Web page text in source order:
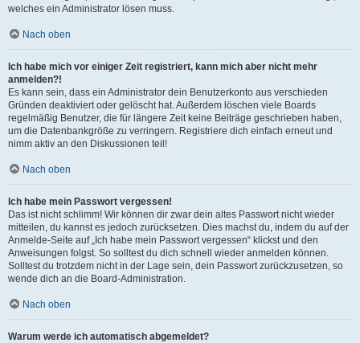
welches ein Administrator lösen muss.
Nach oben
Ich habe mich vor einiger Zeit registriert, kann mich aber nicht mehr
anmelden?!
Es kann sein, dass ein Administrator dein Benutzerkonto aus verschieden
Gründen deaktiviert oder gelöscht hat. Außerdem löschen viele Boards
regelmäßig Benutzer, die für längere Zeit keine Beiträge geschrieben haben,
um die Datenbankgröße zu verringern. Registriere dich einfach erneut und
nimm aktiv an den Diskussionen teil!
Nach oben
Ich habe mein Passwort vergessen!
Das ist nicht schlimm! Wir können dir zwar dein altes Passwort nicht wieder
mitteilen, du kannst es jedoch zurücksetzen. Dies machst du, indem du auf der
Anmelde-Seite auf „Ich habe mein Passwort vergessen“ klickst und den
Anweisungen folgst. So solltest du dich schnell wieder anmelden können.
Solltest du trotzdem nicht in der Lage sein, dein Passwort zurückzusetzen, so
wende dich an die Board-Administration.
Nach oben
Warum werde ich automatisch abgemeldet?